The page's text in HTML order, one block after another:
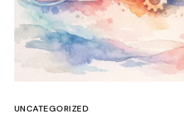
UNCATEGORIZED